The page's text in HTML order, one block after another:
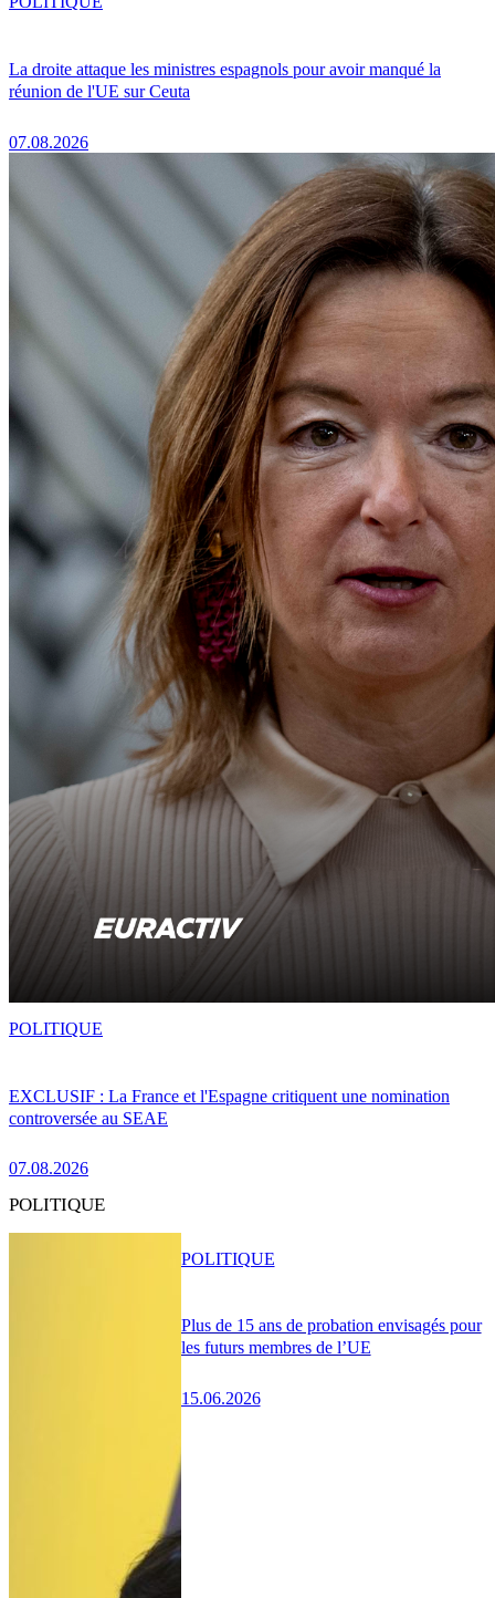
La droite attaque les ministres espagnols pour avoir manqué la
réunion de l'UE sur Ceuta
07.08.2026
EXCLUSIF : La France et l'Espagne critiquent une nomination
controversée au SEAE
07.08.2026
POLITIQUE
POLITIQUE
Plus de 15 ans de probation envisagés pour
les futurs membres de l’UE
15.06.2026
POLITIQUE